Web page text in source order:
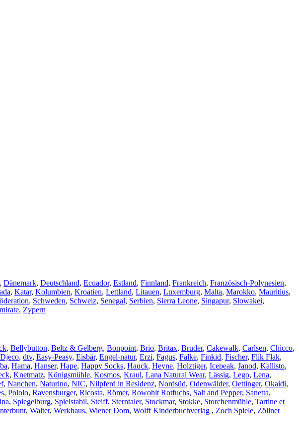
, Dänemark, Deutschland, Ecuador, Estland, Finnland, Frankreich, Französisch-Polynesien,
, Katar, Kolumbien, Kroatien, Lettland, Litauen, Luxemburg, Malta, Marokko, Mauritius,
, Schweden, Schweiz, Senegal, Serbien, Sierra Leone, Singapur, Slowakei,
, Zypern
, Bellybutton, Beltz & Gelberg, Bonpoint, Brio, Britax, Bruder, Cakewalk, Carlsen, Chicco,
Djeco, dtv, Easy-Peasy, Eisbär, Engel-natur, Erzi, Fagus, Falke, Finkid, Fischer, Flik Flak,
, Hama, Hanser, Hape, Happy Socks, Hauck, Heyne, Holztiger, Icepeak, Janod, Kallisto,
, Knetmatz, Königsmühle, Kosmos, Kraul, Lana Natural Wear, Lässig, Lego, Lena,
, Nanchen, Naturino, NIC, Nilpferd in Residenz, Nordsüd, Odenwälder, Oettinger, Okaidi,
, Pololo, Ravensburger, Ricosta, Römer, Rowohlt Rotfuchs, Salt and Pepper, Sanetta,
, Spiegelburg, Spielstabil, Steiff, Sterntaler, Stockmar, Stokke, Storchenmühle, Tartine et
, Walter, Werkhaus, Wiener Dom, Wolff Kinderbuchverlag , Zoch Spiele, Zöllner